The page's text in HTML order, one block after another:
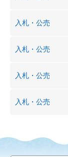
入札・公売
入札・公売
入札・公売
入札・公売